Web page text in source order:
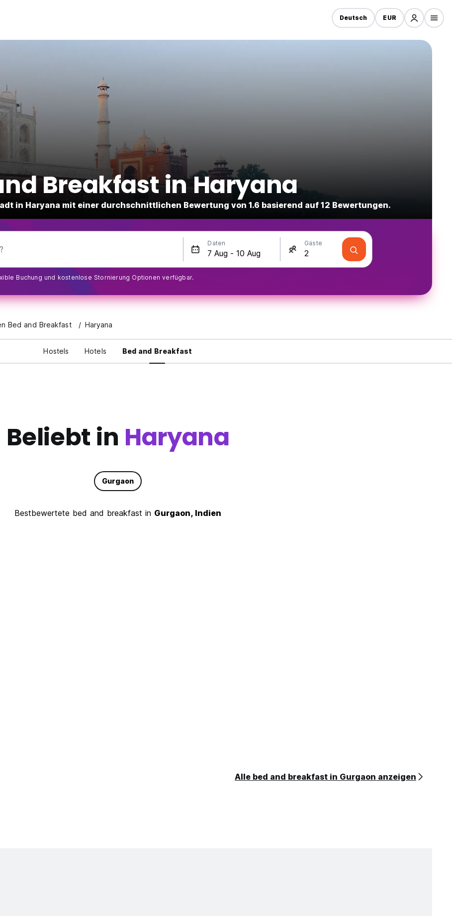
Deutsch EUR
Breakfast in Haryana
in Haryana mit einer durchschnittlichen Bewertung von 1.6 basierend auf 12 Bewertungen.
Daten Gäste
Buchung und kostenlose Stornierung Optionen verfügbar.
Bed and Breakfast Haryana
Hostels Hotels Bed and Breakfast
Beliebt in Haryana
Gurgaon
Bestbewertete bed and breakfast in Gurgaon, Indien
Alle bed and breakfast in Gurgaon anzeigen